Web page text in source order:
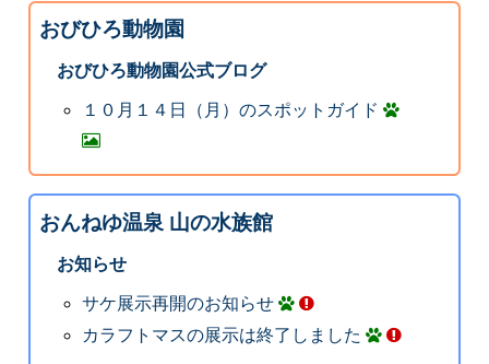
おびひろ動物園
おびひろ動物園公式ブログ
１０月１４日（月）のスポットガイド
おんねゆ温泉 山の水族館
お知らせ
サケ展示再開のお知らせ
カラフトマスの展示は終了しました